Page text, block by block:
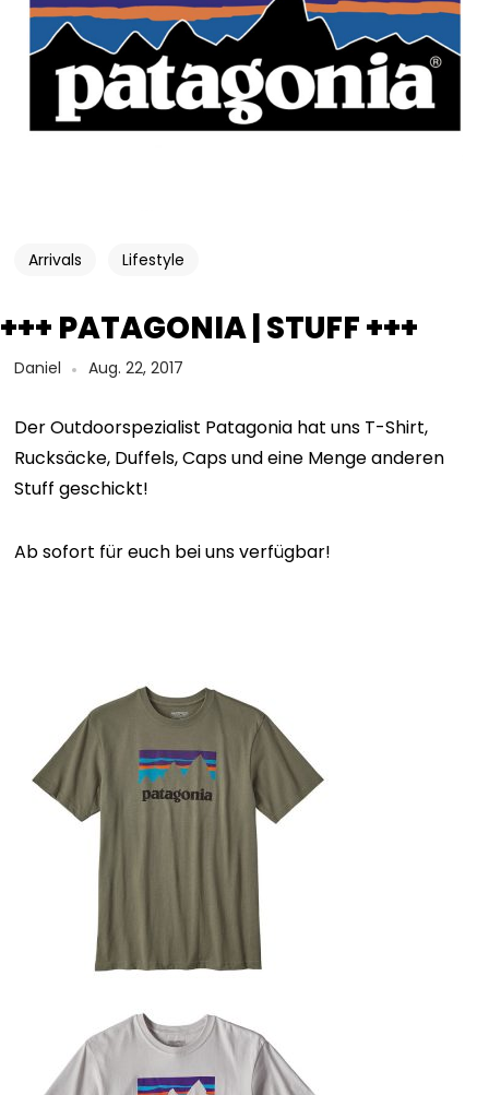
Arrivals Lifestyle
+++ PATAGONIA | STUFF +++
Daniel Aug. 22, 2017
Der Outdoorspezialist Patagonia hat uns T-Shirt,
Rucksäcke, Duffels, Caps und eine Menge anderen
Stuff geschickt!
Ab sofort für euch bei uns verfügbar!